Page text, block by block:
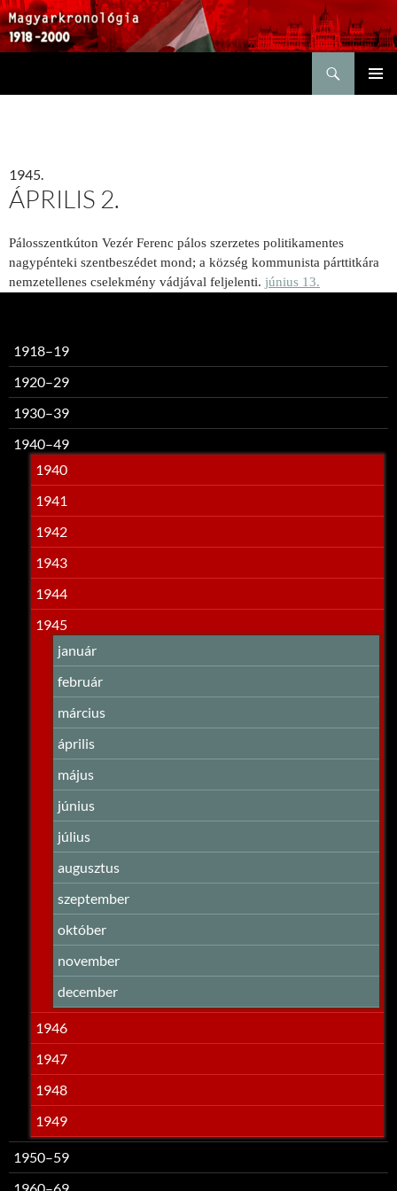
1945.
ÁPRILIS 2.
Pálosszentkúton Vezér Ferenc pálos szerzetes politikamentes
nagypénteki szentbeszédet mond; a község kommunista párttitkára
nemzetellenes cselekmény vádjával feljelenti. június 13.
1918–19
1920–29
1930–39
1940–49
1940
1941
1942
1943
1944
1945
január
február
március
április
május
június
július
augusztus
szeptember
október
november
december
1946
1947
1948
1949
1950–59